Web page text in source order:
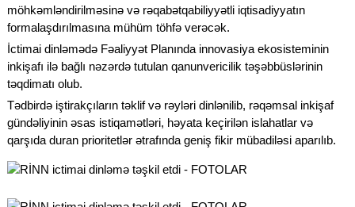
möhkəmləndirilməsinə və rəqabətqabiliyyətli iqtisadiyyatın
formalaşdırılmasına mühüm töhfə verəcək.
İctimai dinləmədə Fəaliyyət Planında innovasiya ekosisteminin
inkişafı ilə bağlı nəzərdə tutulan qanunvericilik təşəbbüslərinin
təqdimatı olub.
Tədbirdə iştirakçıların təklif və rəyləri dinlənilib, rəqəmsal inkişaf
gündəliyinin əsas istiqamətləri, həyata keçirilən islahatlar və
qarşıda duran prioritetlər ətrafında geniş fikir mübadiləsi aparılıb.